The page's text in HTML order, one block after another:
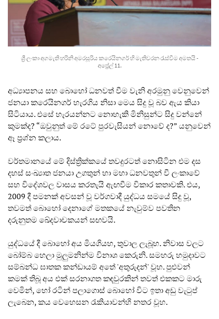
ශ්‍රී ලංකා අගමැති හරිනි අමරසූරිය කරෙයිනගර් හි මැතිවරන රැස්වීම අමතයි -
අප්‍රේල් 11.
අධ්‍යාපනය සහ බොහෝ ධනවත් වීම වැනි අරමුනු වෙනුවෙන්
ජනයා කරෙයිනගර් හැරගිය නිසා මෙය සිදු වූ බව ඇය කියා
සිටියාය. එසේ හැරයන්නට නොහැකි මිනිසුන්ට සිදු වන්නේ
කුමක්ද? “ඔවුනුත් මේ රටේ පුරවැසියන් නොවේ ද?” යනුවෙන්
ඈ ප්‍රශ්න කලාය.
වර්තමානයේ මේ දිස්ත්‍රික්කයේ තවදුරටත් නොසිටින එම දස
දහස් සංඛ්‍යාත ජනයා උගතුන් හා මහා ධනවතුන් වී ලංකාවේ
සහ විදේශවල වාසය කරතැයි ඇඟවීම විකාර කතාවකි. එය,
2009 දී පමනක් අවසන් වූ වර්ගවාදී යුද්ධය සමයේ සිදු වූ,
තවමත් බොහෝ දෙනාගේ මතකයේ නැවුම්ව පවතින
දරුනුතම ඛේදවාචකයන් සඟවයි.
යුද්ධයේ දී බොහෝ අය මියගියහ, තුවාල ලැබූහ. නිවාස වලට
බෝම්බ හෙලා මුලුමනින්ම විනාශ කෙරුනි. සමහරු හමුදාවට
සම්බන්ධ ඝාතක කන්ඩායම් අතේ 'අතුරුදන්' වූහ. පුළුවන්
කමක් තිබූ අය එක් සරනාගත කඳවුරකින් තවත් එකකට මාරු
වෙමින්, හෝ රටින් පලාගොස් බොහෝ විට ඉතා අඩු වැටුප්
ලැබෙන, කය වෙහෙසන රැකියාවන්හි නතර වූහ.